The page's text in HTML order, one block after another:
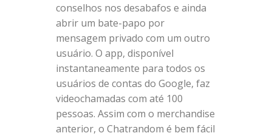
conselhos nos desabafos e ainda
abrir um bate-papo por
mensagem privado com um outro
usuário. O app, disponível
instantaneamente para todos os
usuários de contas do Google, faz
videochamadas com até 100
pessoas. Assim com o merchandise
anterior, o Chatrandom é bem fácil